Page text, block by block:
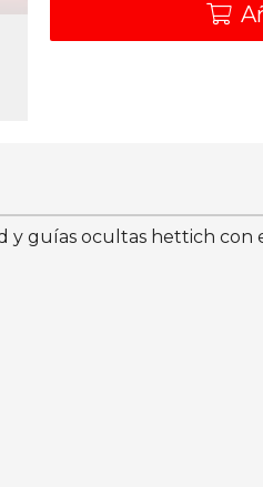
y guías ocultas hettich